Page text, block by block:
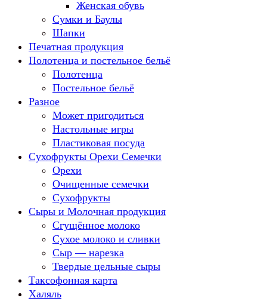
Женская обувь
Сумки и Баулы
Шапки
Печатная продукция
Полотенца и постельное бельё
Полотенца
Постельное бельё
Разное
Может пригодиться
Настольные игры
Пластиковая посуда
Сухофрукты Орехи Семечки
Орехи
Очищенные семечки
Сухофрукты
Сыры и Молочная продукция
Сгущённое молоко
Сухое молоко и сливки
Сыр — нарезка
Твердые цельные сыры
Таксофонная карта
Халяль